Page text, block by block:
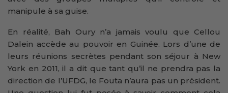
manipule à sa guise.
En réalité, Bah Oury n’a jamais voulu que Cellou
Dalein accède au pouvoir en Guinée. Lors d’une de
leurs réunions secrètes pendant son séjour à New
York en 2011, il a dit que tant qu’il ne prendra pas la
direction de l’UFDG, le Fouta n’aura pas un président.